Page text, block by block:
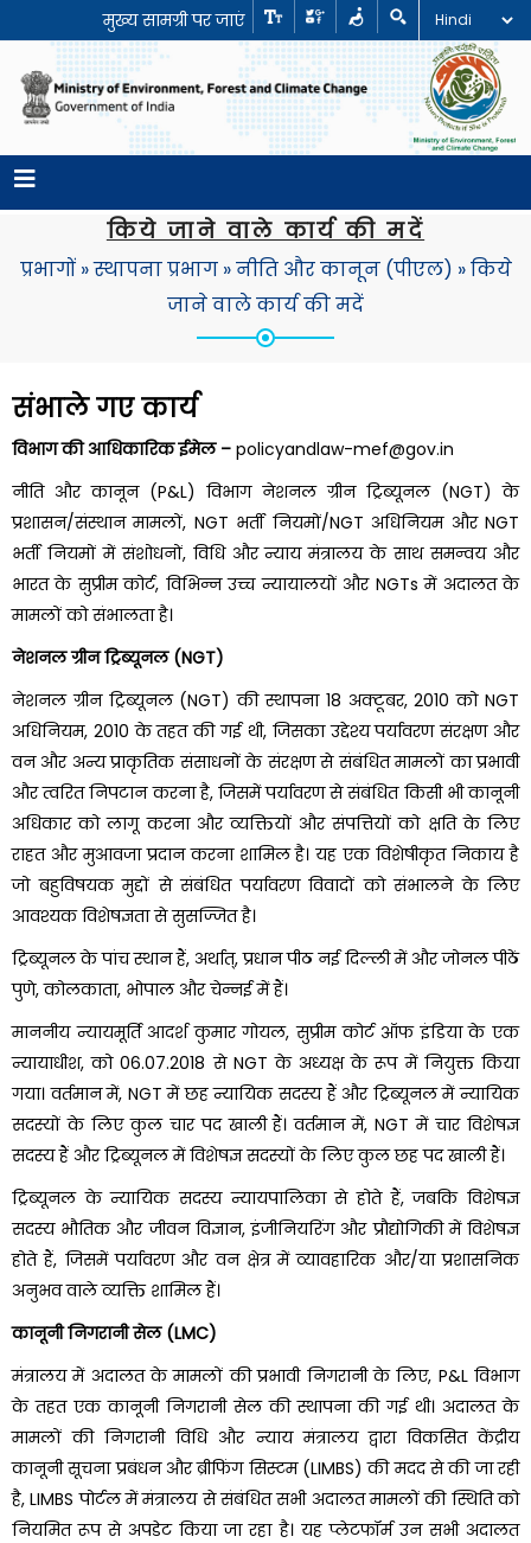
मुख्य सामग्री पर जाएं
किये जाने वाले कार्य की मदें
प्रभागों»स्थापना प्रभाग»नीति और कानून (पीएल) »किये
जाने वाले कार्य की मदें
संभाले गए कार्य
विभाग की आधिकारिक ईमेल – policyandlaw-mef@gov.in
नीति और कानून (P&L) विभाग नेशनल ग्रीन ट्रिब्यूनल (NGT) के
प्रशासन/संस्थान मामलों, NGT भर्ती नियमों/NGT अधिनियम और NGT
भर्ती नियमों में संशोधनों, विधि और न्याय मंत्रालय के साथ समन्वय और
भारत के सुप्रीम कोर्ट, विभिन्न उच्च न्यायालयों और NGTs में अदालत के
मामलों को संभालता है।
नेशनल ग्रीन ट्रिब्यूनल (NGT)
नेशनल ग्रीन ट्रिब्यूनल (NGT) की स्थापना 18 अक्टूबर, 2010 को NGT
अधिनियम, 2010 के तहत की गई थी, जिसका उद्देश्य पर्यावरण संरक्षण और
वन और अन्य प्राकृतिक संसाधनों के संरक्षण से संबंधित मामलों का प्रभावी
और त्वरित निपटान करना है, जिसमें पर्यावरण से संबंधित किसी भी कानूनी
अधिकार को लागू करना और व्यक्तियों और संपत्तियों को क्षति के लिए
राहत और मुआवजा प्रदान करना शामिल है। यह एक विशेषीकृत निकाय है
जो बहुविषयक मुद्दों से संबंधित पर्यावरण विवादों को संभालने के लिए
आवश्यक विशेषज्ञता से सुसज्जित है।
ट्रिब्यूनल के पांच स्थान हैं, अर्थात्, प्रधान पीठ नई दिल्ली में और जोनल पीठें
पुणे, कोलकाता, भोपाल और चेन्नई में हैं।
माननीय न्यायमूर्ति आदर्श कुमार गोयल, सुप्रीम कोर्ट ऑफ इंडिया के एक
न्यायाधीश, को 06.07.2018 से NGT के अध्यक्ष के रूप में नियुक्त किया
गया। वर्तमान में, NGT में छह न्यायिक सदस्य हैं और ट्रिब्यूनल में न्यायिक
सदस्यों के लिए कुल चार पद खाली हैं। वर्तमान में, NGT में चार विशेषज्ञ
सदस्य हैं और ट्रिब्यूनल में विशेषज्ञ सदस्यों के लिए कुल छह पद खाली हैं।
ट्रिब्यूनल के न्यायिक सदस्य न्यायपालिका से होते हैं, जबकि विशेषज्ञ
सदस्य भौतिक और जीवन विज्ञान, इंजीनियरिंग और प्रौद्योगिकी में विशेषज्ञ
होते हैं, जिसमें पर्यावरण और वन क्षेत्र में व्यावहारिक और/या प्रशासनिक
अनुभव वाले व्यक्ति शामिल हैं।
कानूनी निगरानी सेल (LMC)
मंत्रालय में अदालत के मामलों की प्रभावी निगरानी के लिए, P&L विभाग
के तहत एक कानूनी निगरानी सेल की स्थापना की गई थी। अदालत के
मामलों की निगरानी विधि और न्याय मंत्रालय द्वारा विकसित केंद्रीय
कानूनी सूचना प्रबंधन और ब्रीफिंग सिस्टम (LIMBS) की मदद से की जा रही
है, LIMBS पोर्टल में मंत्रालय से संबंधित सभी अदालत मामलों की स्थिति को
नियमित रूप से अपडेट किया जा रहा है। यह प्लेटफॉर्म उन सभी अदालत